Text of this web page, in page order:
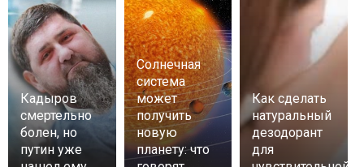
Кадыров
смертельно
болен, но
путин уже
Солнечная
система
может
получить
новую
планету: что
Как сделать
натуральный
дезодорант
для